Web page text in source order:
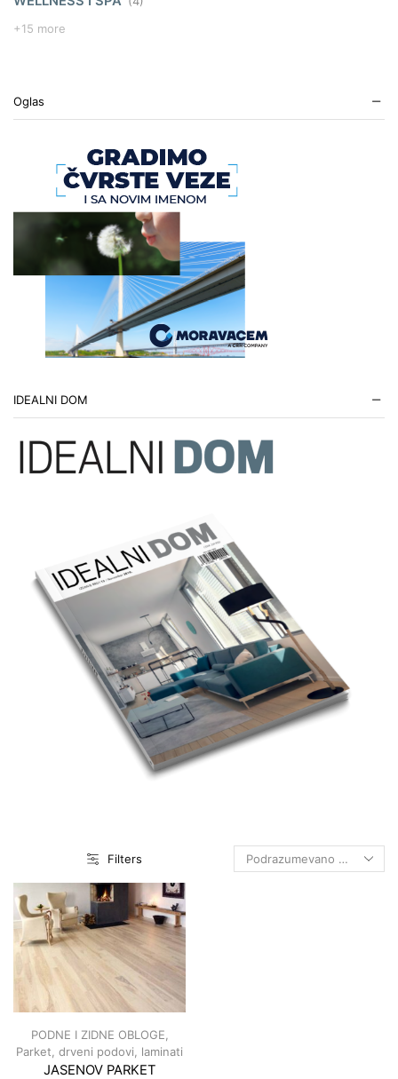
Filters
PODNE I ZIDNE OBLOGE
Parket, drveni podovi, laminati
JASENOV PARKET
+15 more
Oglas
IDEALNI DOM